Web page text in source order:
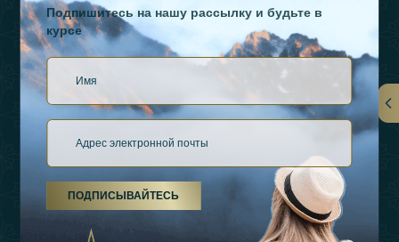
О Нас
Виды Отдыха
Подпишитесь на нашу рассылку и будьте в
курсе
ПОДПИСЫВАЙТЕСЬ